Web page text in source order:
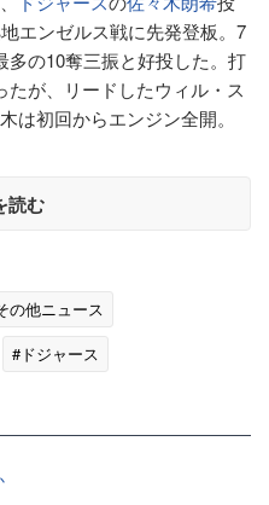
エンゼルス戦に先発登板。7
多の10奪三振と好投した。打
が、リードしたウィル・ス
は初回からエンジン全開。
読む
の他ニュース
#ドジャース